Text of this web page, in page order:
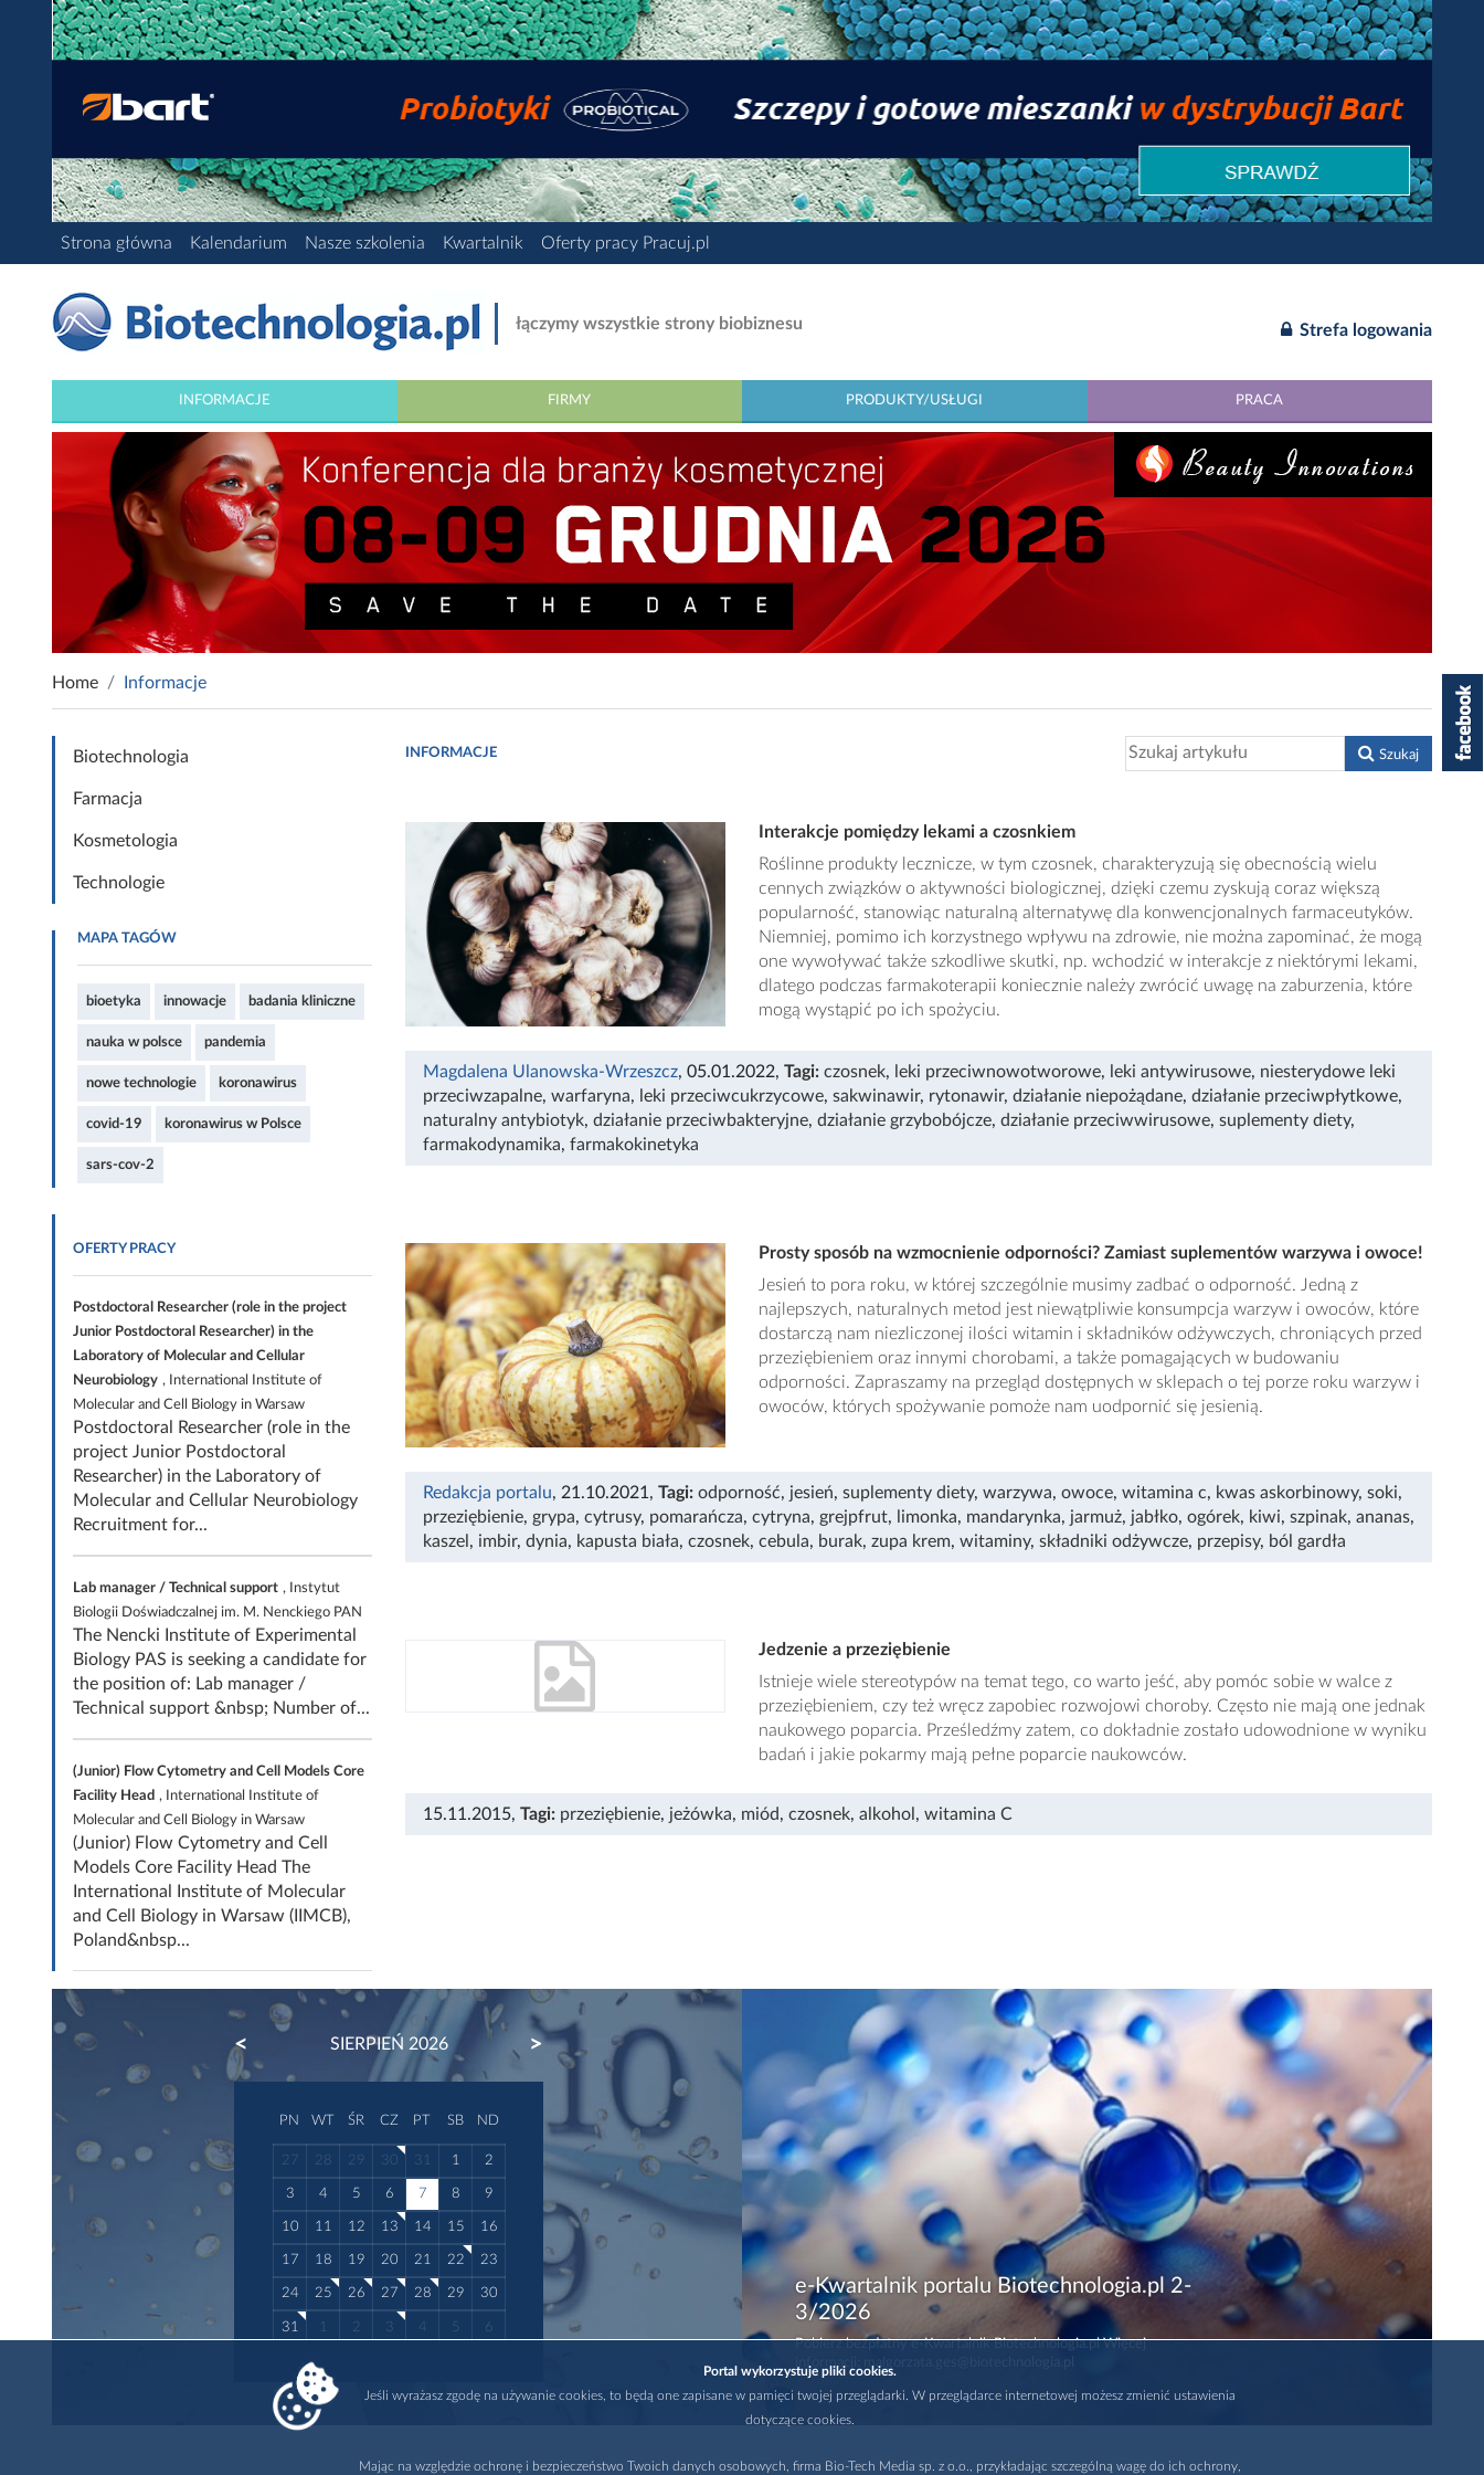
Strona główna Kalendarium Nasze szkolenia Kwartalnik Oferty pracy Pracuj.pl
łączymy wszystkie strony biobiznesu Strefa logowania
INFORMACJE FIRMY PRODUKTY/USŁUGI PRACA
Home Informacje
Biotechnologia
Farmacja
Kosmetologia
Technologie
MAPA TAGÓW
bioetyka innowacje badania kliniczne
nauka w polsce pandemia
nowe technologie koronawirus
covid-19 koronawirus w Polsce
sars-cov-2
OFERTY PRACY
Postdoctoral Researcher (role in the project
Junior Postdoctoral Researcher) in the
Laboratory of Molecular and Cellular
Neurobiology , International Institute of
Molecular and Cell Biology in Warsaw
Postdoctoral Researcher (role in the
project Junior Postdoctoral
Researcher) in the Laboratory of
Molecular and Cellular Neurobiology
Recruitment for...
Lab manager / Technical support , Instytut
Biologii Doświadczalnej im. M. Nenckiego PAN
The Nencki Institute of Experimental
Biology PAS is seeking a candidate for
the position of: Lab manager /
Technical support &nbsp; Number of...
(Junior) Flow Cytometry and Cell Models Core
Facility Head , International Institute of
Molecular and Cell Biology in Warsaw
(Junior) Flow Cytometry and Cell
Models Core Facility Head The
International Institute of Molecular
and Cell Biology in Warsaw (IIMCB),
Poland&nbsp...
INFORMACJE Szukaj
Interakcje pomiędzy lekami a czosnkiem
Roślinne produkty lecznicze, w tym czosnek, charakteryzują się obecnością wielu
cennych związków o aktywności biologicznej, dzięki czemu zyskują coraz większą
popularność, stanowiąc naturalną alternatywę dla konwencjonalnych farmaceutyków.
Niemniej, pomimo ich korzystnego wpływu na zdrowie, nie można zapominać, że mogą
one wywoływać także szkodliwe skutki, np. wchodzić w interakcje z niektórymi lekami,
dlatego podczas farmakoterapii koniecznie należy zwrócić uwagę na zaburzenia, które
mogą wystąpić po ich spożyciu.
Magdalena Ulanowska-Wrzeszcz, 05.01.2022, Tagi: czosnek, leki przeciwnowotworowe, leki antywirusowe, niesterydowe leki
przeciwzapalne, warfaryna, leki przeciwcukrzycowe, sakwinawir, rytonawir, działanie niepożądane, działanie przeciwpłytkowe,
naturalny antybiotyk, działanie przeciwbakteryjne, działanie grzybobójcze, działanie przeciwwirusowe, suplementy diety,
farmakodynamika, farmakokinetyka
Prosty sposób na wzmocnienie odporności? Zamiast suplementów warzywa i owoce!
Jesień to pora roku, w której szczególnie musimy zadbać o odporność. Jedną z
najlepszych, naturalnych metod jest niewątpliwie konsumpcja warzyw i owoców, które
dostarczą nam niezliczonej ilości witamin i składników odżywczych, chroniących przed
przeziębieniem oraz innymi chorobami, a także pomagających w budowaniu
odporności. Zapraszamy na przegląd dostępnych w sklepach o tej porze roku warzyw i
owoców, których spożywanie pomoże nam uodpornić się jesienią.
Redakcja portalu, 21.10.2021 , Tagi: odporność, jesień, suplementy diety, warzywa, owoce, witamina c, kwas askorbinowy, soki,
przeziębienie, grypa, cytrusy, pomarańcza, cytryna, grejpfrut, limonka, mandarynka, jarmuż, jabłko, ogórek, kiwi, szpinak, ananas,
kaszel , imbir, dynia, kapusta biała, czosnek, cebula, burak, zupa krem, witaminy, składniki odżywcze, przepisy, ból gardła
Jedzenie a przeziębienie
Istnieje wiele stereotypów na temat tego, co warto jeść, aby pomóc sobie w walce z
przeziębieniem, czy też wręcz zapobiec rozwojowi choroby. Często nie mają one jednak
naukowego poparcia. Prześledźmy zatem, co dokładnie zostało udowodnione w wyniku
badań i jakie pokarmy mają pełne poparcie naukowców.
15.11.2015, Tagi: przeziębienie, jeżówka, miód, czosnek, alkohol , witamina C
SIERPIEŃ 2026
PREVIOUS NEXT
PN WT ŚR CZ PT SB ND
27 28 29 30 31 1 2
3 4 5 6 7 8 9
10 11 12 13 14 15 16
17 18 19 20 21 22 23
24 25 26 27 28 29 30
31 1 2 3 4 5 6
e-Kwartalnik portalu Biotechnologia.pl 2-
3/2026
Pobierz bezpłatny e-Kwartalnik Biotechnologia.pl Więcej
Portal wykorzystuje pliki cookies.
Jeśli wyrażasz zgodę na używanie cookies, to będą one zapisane w pamięci twojej przeglądarki. W przeglądarce internetowej możesz zmienić ustawienia
dotyczące cookies.
Mając na względzie ochronę i bezpieczeństwo Twoich danych osobowych, firma Bio-Tech Media sp. z o.o., przykładając szczególną wagę do ich ochrony,